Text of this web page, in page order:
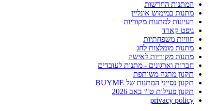
המתנות החדשות
מתנות במימוש אונליין
רעיונות למתנות מקוריות
גיפט קארד
חוויות משפחתיות
מתנות מומלצות לחג
מתנות מקוריות לאישה
חברות וארגונים - מתנות לעובדים
תקנון מתנה משותפת
תקנון נסייני המתנות של BUYME
תקנון פעילות ט"ו באב 2026
privacy policy